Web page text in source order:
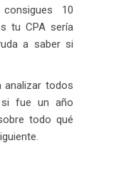
10
tu CPA sería
a saber si
analizar todos
fue un año
todo qué